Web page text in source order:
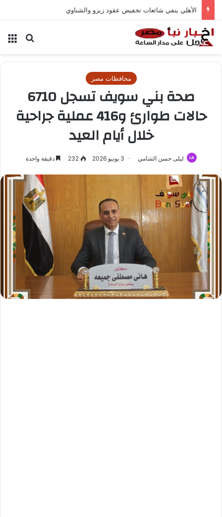
الأهلي ينفي شائعات تخفيض عقود زيزو والشناوي
بحث
محافظات مصر
صحة بني سويف تسجل 6710
حالات طوارئ و416 عملية جراحية
خلال أيام العيد
ليلى حسن الشامي 3 يونيو 2026 232 دقيقة واحدة